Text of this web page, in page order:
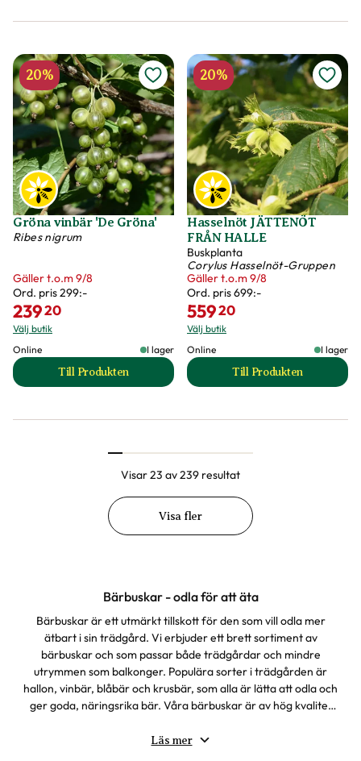
20%
Gröna vinbär 'De Gröna'
Ribes nigrum
Gäller t.o.m 9/8
Ord. pris299:-
23920
Välj butik
Online
I lager
Till Produkten
till Gröna vinbär 'De Gröna' produktsida
20%
Hasselnöt JÄTTENÖT
FRÅN HALLE
Buskplanta
Corylus Hasselnöt-Gruppen
Gäller t.o.m 9/8
Ord. pris699:-
55920
Välj butik
Online
I lager
Till Produkten
till Hasselnöt
Visar 23 av 239 resultat
Visa fler
Bärbuskar - odla för att äta
Bärbuskar är ett utmärkt tillskott för den som vill odla mer
ätbart i sin trädgård. Vi erbjuder ett brett sortiment av
bärbuskar och som passar både trädgårdar och mindre
utrymmen som balkonger. Populära sorter i trädgården är
hallon, vinbär, blåbär och krusbär, som alla är lätta att odla och
ger goda, näringsrika bär. Våra bärbuskar är av hög kvalitet
plantor märkta som E-planta. Plantera bärbuskar och njut av
Läs mer